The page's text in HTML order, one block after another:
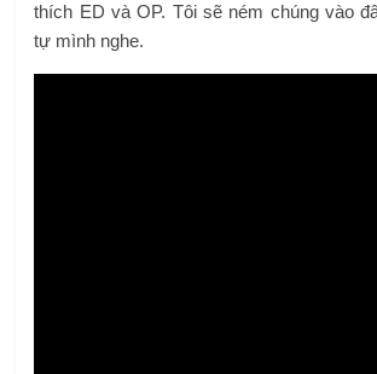
thích ED và OP. Tôi sẽ ném chúng vào
tự mình nghe.